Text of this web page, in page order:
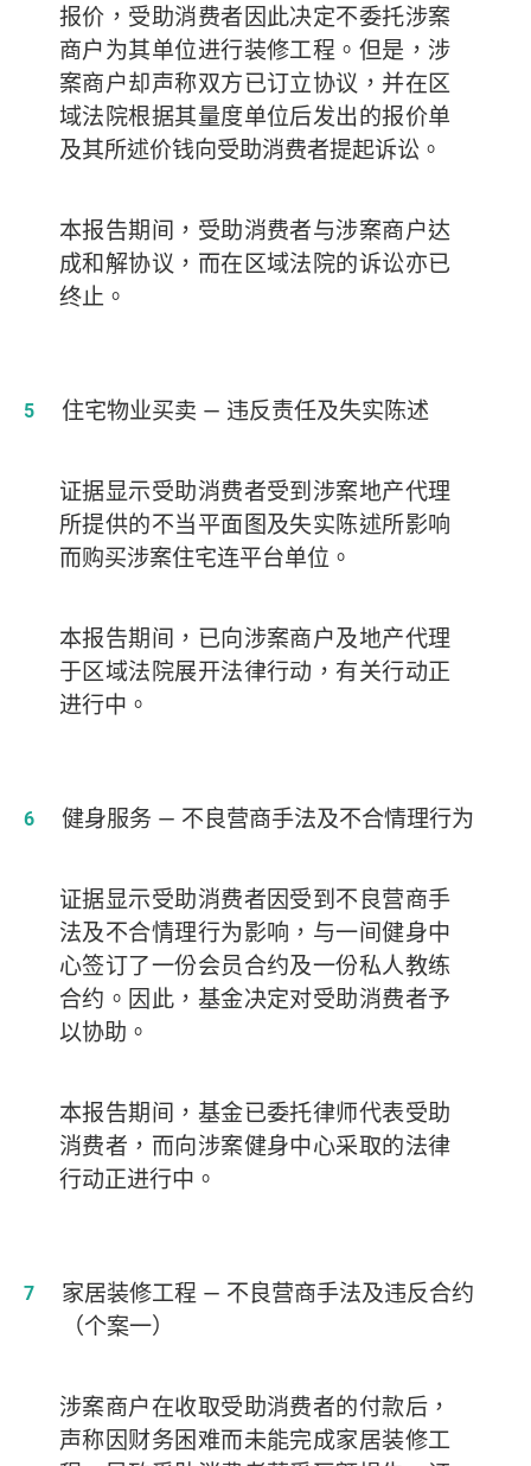
报价，受助消费者因此决定不委托涉案
商户为其单位进行装修工程。但是，涉
案商户却声称双方已订立协议，并在区
域法院根据其量度单位后发出的报价单
及其所述价钱向受助消费者提起诉讼。
本报告期间，受助消费者与涉案商户达
成和解协议，而在区域法院的诉讼亦已
终止。
住宅物业买卖 — 违反责任及失实陈述
证据显示受助消费者受到涉案地产代理
所提供的不当平面图及失实陈述所影响
而购买涉案住宅连平台单位。
本报告期间，已向涉案商户及地产代理
于区域法院展开法律行动，有关行动正
进行中。
健身服务 — 不良营商手法及不合情理行为
证据显示受助消费者因受到不良营商手
法及不合情理行为影响，与一间健身中
心签订了一份会员合约及一份私人教练
合约。因此，基金决定对受助消费者予
以协助。
本报告期间，基金已委托律师代表受助
消费者，而向涉案健身中心采取的法律
行动正进行中。
家居装修工程 — 不良营商手法及违反合约
（个案一）
涉案商户在收取受助消费者的付款后，
声称因财务困难而未能完成家居装修工